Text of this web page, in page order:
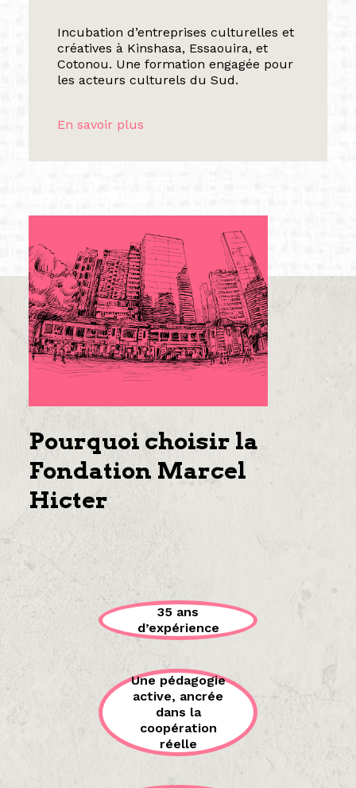
Incubation d’entreprises culturelles et
créatives à Kinshasa, Essaouira, et
Cotonou. Une formation engagée pour
les acteurs culturels du Sud.
En savoir plus
Pourquoi choisir la
Fondation Marcel
Hicter
35 ans
d’expérience
Une pédagogie
active, ancrée
dans la
coopération
réelle